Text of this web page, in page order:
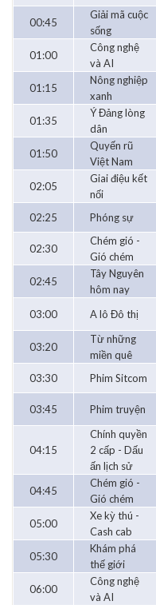
00:45
Giải mã cuộc
sống
01:00
Công nghệ
và AI
01:15
Nông nghiệp
xanh
01:35
Ý Đảng lòng
dân
01:50
Quyến rũ
Việt Nam
02:05
Giai điệu kết
nối
02:25 Phóng sự
02:30
Chém gió -
Gió chém
02:45
Tây Nguyên
hôm nay
03:00
A lô Đô thị
03:20
Từ những
miền quê
03:30 Phim Sitcom
03:45 Phim truyện
04:15
Chính quyền
2 cấp - Dấu
ấn lịch sử
04:45
Chém gió -
Gió chém
05:00
Xe kỳ thú -
Cash cab
05:30
Khám phá
thế giới
06:00
Công nghệ
và AI